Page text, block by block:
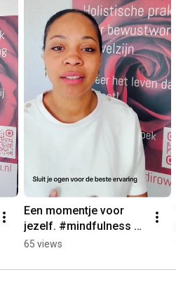
Een momentje voor
jezelf. #mindfulness
#bewust
en
65 views